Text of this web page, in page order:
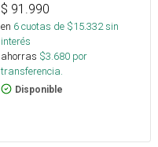
$ 91.990
en 6cuotas de $15.332sin
interés
ahorras $3.680 por
transferencia.
Disponible